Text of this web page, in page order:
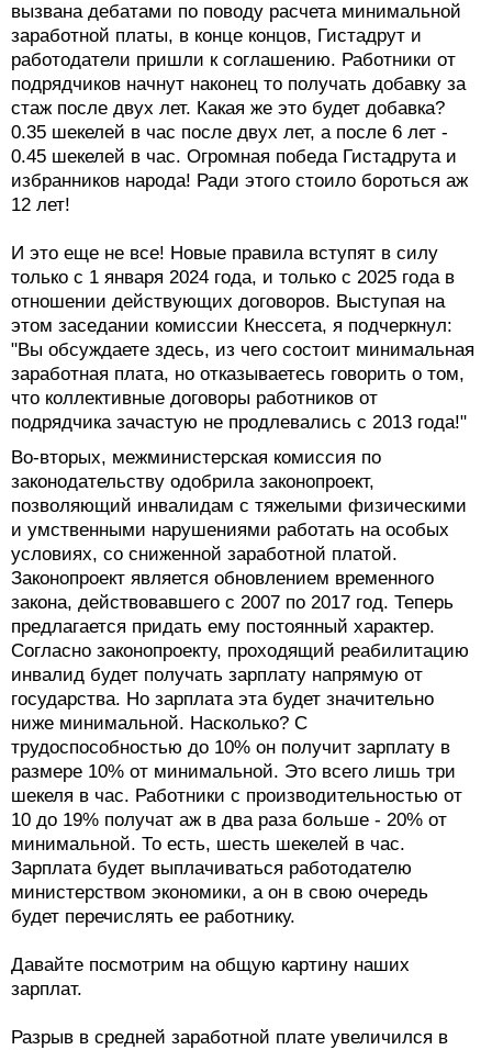
вызвана дебатами по поводу расчета минимальной
заработной платы, в конце концов, Гистадрут и
работодатели пришли к соглашению. Работники от
подрядчиков начнут наконец то получать добавку за
стаж после двух лет. Какая же это будет добавка?
0.35 шекелей в час после двух лет, а после 6 лет -
0.45 шекелей в час. Огромная победа Гистадрута и
избранников народа! Ради этого стоило бороться аж
12 лет!
И это еще не все! Новые правила вступят в силу
только с 1 января 2024 года, и только с 2025 года в
отношении действующих договоров. Выступая на
этом заседании комиссии Кнессета, я подчеркнул:
"Вы обсуждаете здесь, из чего состоит минимальная
заработная плата, но отказываетесь говорить о том,
что коллективные договоры работников от
подрядчика зачастую не продлевались с 2013 года!"
Во-вторых, межминистерская комиссия по
законодательству одобрила законопроект,
позволяющий инвалидам с тяжелыми физическими
и умственными нарушениями работать на особых
условиях, со сниженной заработной платой.
Законопроект является обновлением временного
закона, действовавшего с 2007 по 2017 год. Теперь
предлагается придать ему постоянный характер.
Согласно законопроекту, проходящий реабилитацию
инвалид будет получать зарплату напрямую от
государства. Но зарплата эта будет значительно
ниже минимальной. Насколько? С
трудоспособностью до 10% он получит зарплату в
размере 10% от минимальной. Это всего лишь три
шекеля в час. Работники с производительностью от
10 до 19% получат аж в два раза больше - 20% от
минимальной. То есть, шесть шекелей в час.
Зарплата будет выплачиваться работодателю
министерством экономики, а он в свою очередь
будет перечислять ее работнику.
Давайте посмотрим на общую картину наших
зарплат.
Разрыв в средней заработной плате увеличился в